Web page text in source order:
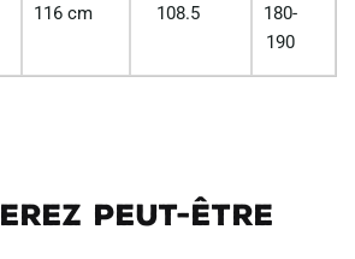
116 cm 108.5
180-
190
peut-être